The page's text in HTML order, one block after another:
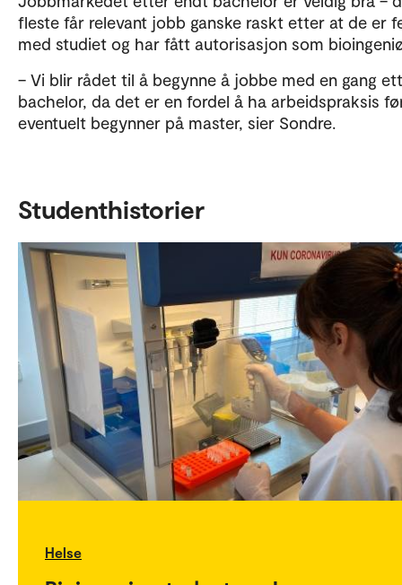
fleste får relevant jobb ganske raskt etter at de er
med studiet og har fått autorisasjon som
– Vi blir rådet til å begynne å jobbe med en gang
bachelor, da det er en fordel å ha arbeidspraksis
eventuelt begynner på master, sier Sondre.
Studenthistorier
Helse